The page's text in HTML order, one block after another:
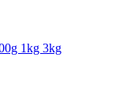
1kg 3kg